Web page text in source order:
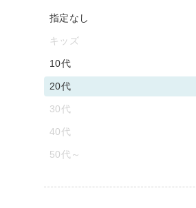
指定なし
キッズ
10代
20代
30代
40代
50代～